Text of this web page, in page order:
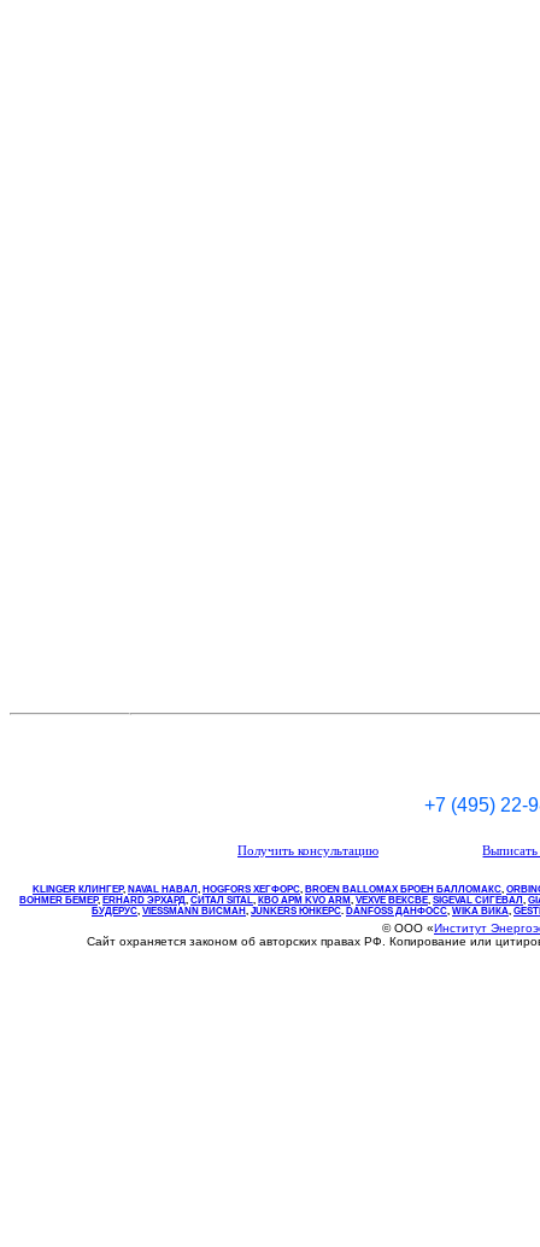
+7 (495) 22-
Получить консультацию
KLINGER КЛИНГЕР, NAVAL НАВАЛ , НOGFORS ХЕГФОРС, BROEN BALLOMAX БРОЕН БАЛЛОМАКС,
BOHMER БЕМЕР, ERHARD ЭРХАРД, СИТАЛ SITAL, КВО АРМ KVO ARM, VEXVE ВЕКСВЕ, SIGEVAL СИГЕВАЛ ,
БУДЕРУС, VIESSMANN ВИСМАН , JUNKERS ЮНКЕРС. DANFOSS ДАНФОСС, WIKA ВИКА,
© ООО «Институт
Сайт охраняется законом об авторских правах РФ. Копирование или